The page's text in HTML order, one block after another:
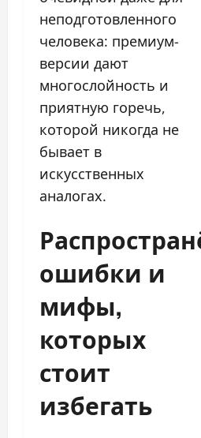
неподготовленного
человека: премиум-
версии дают
многослойность и
приятную горечь,
которой никогда не
бывает в
искусственных
аналогах.
ошибки и
мифы,
которых
стоит
избегать